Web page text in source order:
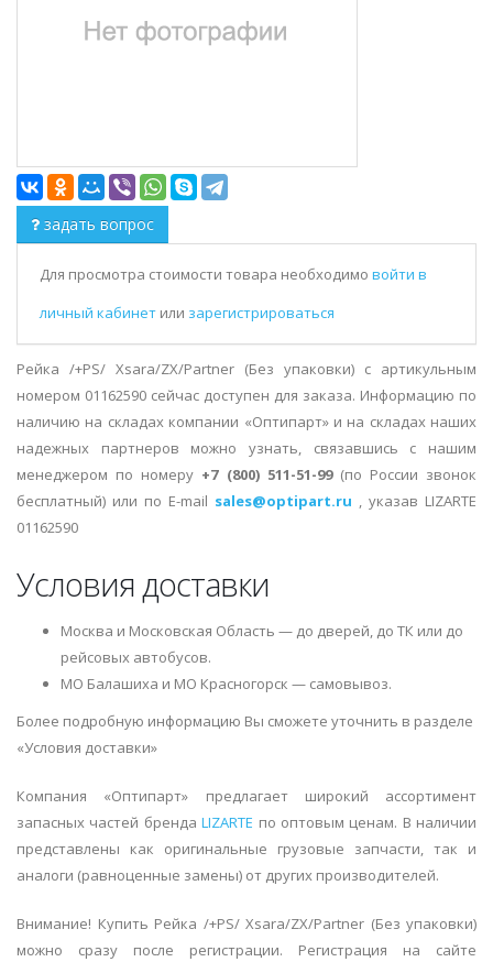
задать вопрос
Для просмотра стоимости товара необходимо войти в
личный кабинет или зарегистрироваться
Рейка /+PS/ Xsara/ZX/Partner (Без упаковки) с артикульным
номером 01162590 сейчас доступен для заказа. Информацию по
наличию на складах компании «Оптипарт» и на складах наших
надежных партнеров можно узнать, связавшись с нашим
менеджером по номеру +7 (800) 511-51-99(по России звонок
бесплатный) или по E-mail sales@optipart.ru , указав LIZARTE
01162590
Условия доставки
Москва и Московская Область — до дверей, до ТК или до
рейсовых автобусов.
МО Балашиха и МО Красногорск — самовывоз.
Более подробную информацию Вы сможете уточнить в разделе
«Условия доставки»
Компания «Оптипарт» предлагает широкий ассортимент
запасных частей брендаLIZARTE по оптовым ценам. В наличии
представлены как оригинальные грузовые запчасти, так и
аналоги (равноценные замены) от других производителей.
Внимание! Купить Рейка /+PS/ Xsara/ZX/Partner (Без упаковки)
можно сразу после регистрации. Регистрация на сайте